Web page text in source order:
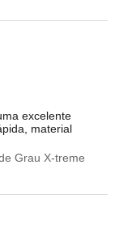
excelente
material
Grau X-treme